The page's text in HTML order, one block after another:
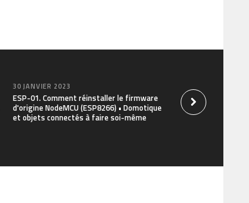
30 JANVIER 2023
ESP-01. Comment réinstaller le firmware
d'origine NodeMCU (ESP8266) • Domotique
et objets connectés à faire soi-même
Commandes Linux
et le Terminal
installer, mettre à